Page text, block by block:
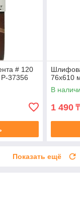
# 120
37356
76x610
В
1 490 ₸
Показать ещё